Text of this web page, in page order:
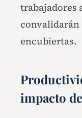
trabajadores
convalidarán
encubiertas.
impacto